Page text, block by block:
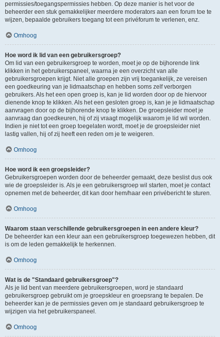
permissies/toegangspermissies hebben. Op deze manier is het voor de
beheerder een stuk gemakkelijker meerdere moderators aan een forum toe te
wijzen, bepaalde gebruikers toegang tot een privéforum te verlenen, enz.
Omhoog
Hoe word ik lid van een gebruikersgroep?
Om lid van een gebruikersgroep te worden, moet je op de bijhorende link
klikken in het gebruikerspaneel, waarna je een overzicht van alle
gebruikersgroepen krijgt. Niet alle groepen zijn vrij toegankelijk, ze vereisen
een goedkeuring van je lidmaatschap en hebben soms zelf verborgen
gebruikers. Als het een open groep is, kan je lid worden door op de hiervoor
dienende knop te klikken. Als het een gesloten groep is, kan je je lidmaatschap
aanvragen door op de bijhorende knop te klikken. De groepsleider moet je
aanvraag dan goedkeuren, hij of zij vraagt mogelijk waarom je lid wil worden.
Indien je niet tot een groep toegelaten wordt, moet je de groepsleider niet
lastig vallen, hij of zij heeft een reden om je te weigeren.
Omhoog
Hoe word ik een groepsleider?
Gebruikersgroepen worden door de beheerder gemaakt, deze beslist dus ook
wie de groepsleider is. Als je een gebruikersgroep wil starten, moet je contact
opnemen met de beheerder, dit kan door hem/haar een privébericht te sturen.
Omhoog
Waarom staan verschillende gebruikersgroepen in een andere kleur?
De beheerder kan een kleur aan een gebruikersgroep toegewezen hebben, dit
is om de leden gemakkelijk te herkennen.
Omhoog
Wat is de "Standaard gebruikersgroep"?
Als je lid bent van meerdere gebruikersgroepen, word je standaard
gebruikersgroep gebruikt om je groepskleur en groepsrang te bepalen. De
beheerder kan je de permissies geven om je standaard gebruikersgroep te
wijzigen via het gebruikerspaneel.
Omhoog